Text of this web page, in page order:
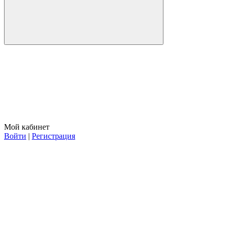
Мой кабинет
Войти | Регистрация